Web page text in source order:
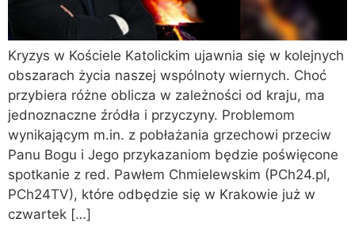
Kryzys w Kościele Katolickim ujawnia się w kolejnych
obszarach życia naszej wspólnoty wiernych. Choć
przybiera różne oblicza w zależności od kraju, ma
jednoznaczne źródła i przyczyny. Problemom
wynikającym m.in. z pobłażania grzechowi przeciw
Panu Bogu i Jego przykazaniom będzie poświęcone
spotkanie z red. Pawłem Chmielewskim (PCh24.pl,
PCh24TV), które odbędzie się w Krakowie już w
czwartek […]